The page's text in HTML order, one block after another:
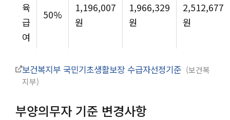
육
급
여
50%
1,196,007
원
1,966,329
원
2,512,677
원
보건복지부 국민기초생활보장 수급자선정기준
보건복
지부
부양의무자 기준 변경사항